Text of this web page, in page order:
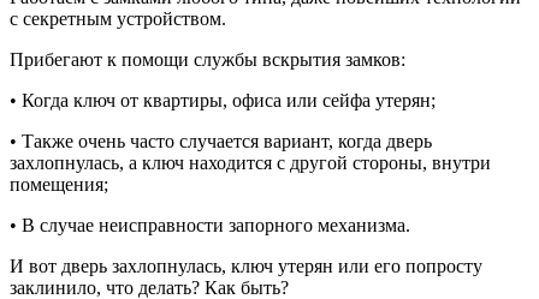
с секретным устройством.
Прибегают к помощи службы вскрытия замков:
• Когда ключ от квартиры, офиса или сейфа утерян;
• Также очень часто случается вариант, когда дверь
захлопнулась, а ключ находится с другой стороны, внутри
помещения;
• В случае неисправности запорного механизма.
И вот дверь захлопнулась, ключ утерян или его попросту
заклинило, что делать? Как быть?